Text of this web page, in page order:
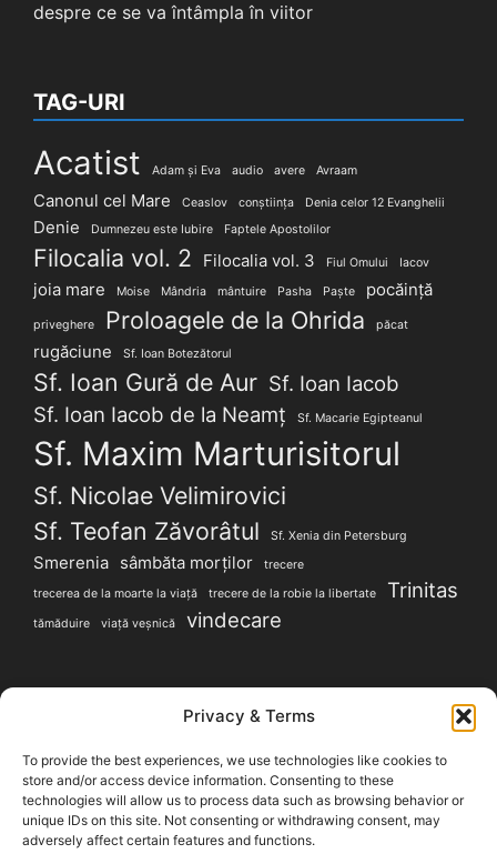
Privacy & Terms
To provide the best experiences, we use technologies like cookies to
store and/or access device information. Consenting to these
technologies will allow us to process data such as browsing behavior or
unique IDs on this site. Not consenting or withdrawing consent, may
adversely affect certain features and functions.
despre ce se va întâmpla în viitor
TAG-URI
Acatist Adam și Eva audio avere Avraam
Canonul cel Mare Ceaslov conștiința Denia celor 12 Evanghelii
Denie Dumnezeu este Iubire Faptele Apostolilor
Filocalia vol. 2 Filocalia vol. 3 Fiul Omului Iacov
joia mare Moise Mândria mântuire Pasha Paște pocăință
priveghere Proloagele de la Ohrida păcat
rugăciune Sf. Ioan Botezătorul
Sf. Ioan Gură de Aur Sf. Ioan Iacob
Sf. Ioan Iacob de la Neamț
Sf. Macarie Egipteanul
Sf. Maxim Marturisitorul
Sf. Nicolae Velimirovici
Sf. Teofan Zăvorâtul
Sf. Xenia din Petersburg
Smerenia sâmbăta morților
trecere
trecerea de la moarte la viață
trecere de la robie la libertate Trinitas
tămăduire viață veșnică vindecare
SITE-URI PARTENERE
Magazin Handmade LuxDesign28.ro| LuluArtDeco
produse femei|Evenimente Duhovnicești
Vă recomandăm și blogul cu informații utile pentru